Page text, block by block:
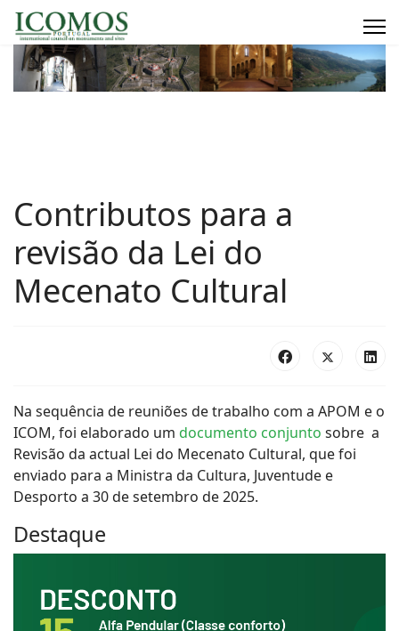
Contributos para a
revisão da Lei do
Mecenato Cultural
Na sequência de reuniões de trabalho com a APOM e o
ICOM, foi elaborado um documento conjunto sobre a
Revisão da actual Lei do Mecenato Cultural, que foi
enviado para a Ministra da Cultura, Juventude e
Desporto a 30 de setembro de 2025.
Destaque